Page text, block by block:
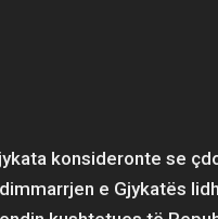
konsideronte se
e Gjykatës